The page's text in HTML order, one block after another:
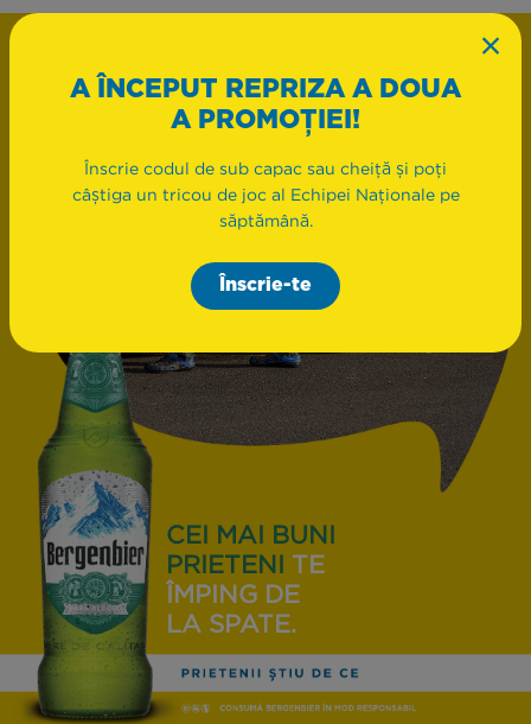
×
A ÎNCEPUT REPRIZA A DOUA
A PROMOȚIEI!
Înscrie codul de sub capac sau cheiță și poți
câștiga un tricou de joc al Echipei Naționale pe
săptămână.
Înscrie-te
CEI MAI BUNI
PRIETENI TE
ÎMPING DE
LA SPATE.